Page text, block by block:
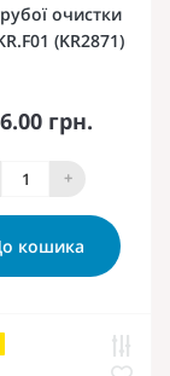
очистки
(KR2871)
грн.
+
кошика